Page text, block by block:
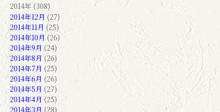
2014年 (308)
2014年12月 (27)
2014年11月 (25)
2014年10月 (26)
2014年9月 (24)
2014年8月 (26)
2014年7月 (25)
2014年6月 (26)
2014年5月 (27)
2014年4月 (25)
2014年3月 (28)